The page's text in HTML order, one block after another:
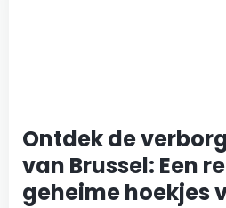
Ontdek de
van Brussel: Een
geheime hoekjes